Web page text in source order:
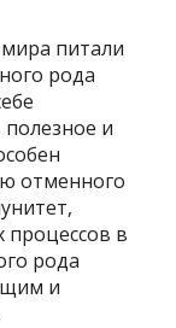
питали
рода
и
отменного
процессов в
рода
и